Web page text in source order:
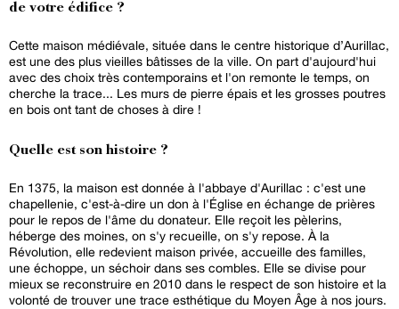
de votre édifice ?
Cette maison médiévale, située dans le centre historique d’Aurillac,
est une des plus vieilles bâtisses de la ville. On part d'aujourd'hui
avec des choix très contemporains et l'on remonte le temps, on
cherche la trace... Les murs de pierre épais et les grosses poutres
en bois ont tant de choses à dire !
Quelle est son histoire ?
En 1375, la maison est donnée à l'abbaye d'Aurillac : c'est une
chapellenie, c'est-à-dire un don à l'Église en échange de prières
pour le repos de l'âme du donateur. Elle reçoit les pèlerins,
héberge des moines, on s'y recueille, on s'y repose. À la
Révolution, elle redevient maison privée, accueille des familles,
une échoppe, un séchoir dans ses combles. Elle se divise pour
mieux se reconstruire en 2010 dans le respect de son histoire et la
volonté de trouver une trace esthétique du Moyen Âge à nos jours.